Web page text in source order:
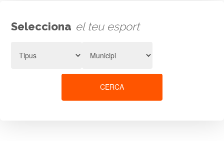
Selecciona el teu esport
CERCA